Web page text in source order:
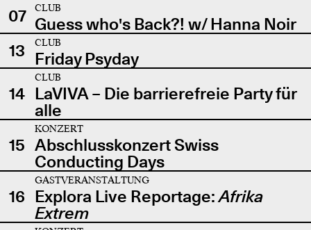
07
CLUB
Guess who's Back?! w/ Hanna Noir
13
CLUB
Friday Psyday
14
CLUB
LaVIVA – Die barrierefreie Party für
alle
15
KONZERT
Abschlusskonzert Swiss
Conducting Days
16
GASTVERANSTALTUNG
Explora Live Reportage:Afrika
Extrem